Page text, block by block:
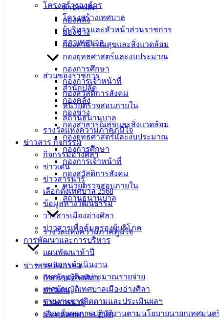
สำนักปลัด
กองคลัง
กองช่าง
กองสาธารณสุขและสิ่งแวดล้อม
กองยุทธศาสตร์และงบประมาณ
กองการศึกษา
กองการเจ้าหน้าที่
กองสวัสดิการสังคม
หน่วยตรวจสอบภายใน
สถานธนานุบาล
รางวัลแห่งความภาคภูมิใจ
ข่าวสาร กิจกรรม
กิจกรรมอ่างศิลา
ข่าวเด่น
ข่าวสารน่ารู้
เลือกตั้งเทศบาล 2568
ข้อมูลทางวัฒนธรรม
วารสารเมืองอ่างศิลา
ข่าวสารเพื่อคุ้มครองผู้บริโภค
การพัฒนาและการบริหาร
แผนพัฒนาห้าปี
แผนการดำเนินงาน
เทศบัญญัติงบประมาณรายจ่าย
เทศบัญญัติเทศบาลเมืองอ่างศิลา
รายงานการติดตามและประเมินผลฯ
รายงานผลการปฏิบัติงานตามนโยบายนายกเทศมนต
โครงสร้างองค์กร
โครงสร้างเทศบาล
ผู้บริหารและหัวหน้าส่วนราชการ
สภาเทศบาล
ส่วนของราชการ
สำนักปลัด
กองคลัง
กองช่าง
กองสาธารณสุขและสิ่งแวดล้อม
กองยุทธศาสตร์และงบประมาณ
กองการศึกษา
กองการเจ้าหน้าที่
กองสวัสดิการสังคม
หน่วยตรวจสอบภายใน
สถานธนานุบาล
รางวัลแห่งความภาคภูมิใจ
ข่าวสาร กิจกรรม
กิจกรรมอ่างศิลา
ข่าวเด่น
ข่าวสารน่ารู้
เลือกตั้งเทศบาล 2568
โดยปัจจุบันอยู่ระหว่างดำเนินการขุดวางท่อระบายน้ำ จำนวน ๒
จุดที่ ๑ บริเวณจุดเชื่อมต่อถนนมิตรสัมพันธ์ ปากซอย ๑๘
จุดที่ ๒ ภายในซอยมิตรสัมพันธ์ ๑๘ ตั้งแต่จุดเชื่อมต่อถนน
มิตรสัมพันธ์ ไปจนถึงจุดเชื่อมต่อซอยแม่เลียบ
ซึ่งการดำเนินการดังกล่าว มีความจำเป็นต้องปิดการจราจรบน
ถนนมิตรสัมพันธ์ บริเวณปากซอย ๑๘ ยานพาหนะไม่สามารถ
สัญจรผ่านได้ ตั้งแต่บัดนี้ถึงวันที่ ๗ เมษายน ๒๕๖๖ และปิดการ
จราจรภายในซอยมิตรสัมพันธ์ ๑๘ บางพื้นที่ เฉพาะจุดที่ขุดวาง
ท่อระบายน้ำ ตั้งแต่บัดนี้เป็นต้นไปจนดำเนินการแล้วเสร็จ จึงขอ
ความร่วมมือผู้ใช้รถใช้ถนน โปรดหลีกเลี่ยงเส้นทางถนนมิตร
สัมพันธ์ในพื้นที่ที่กำลังขุดวางท่อระบายน้ำดังกล่าว
กรณีเดินทางมาจากถนนเสม็ด – อ่างศิลา โปรดใช้เส้นทางเลี่ยง
โดยเลี้ยวซ้ายเข้าซอย ๑๔ หรือเลี้ยวขวาเข้าซอย ๑๕
กรณีเดินทางมาจากถนนข้าวหลาม หรือแยกวัดบางเป้ง โปรดใช้
เส้นทางเลี่ยง โดยเลี้ยวขวาเข้าซอย ๒๒
ทั้งนี้ โปรดสังเกตข้อความบนป้ายแนะนำเส้นทาง ที่ติดตั้งไว้ใน
บนถนนมิตรสัมพันธ์ ขออภัยในความไม่สะดวก